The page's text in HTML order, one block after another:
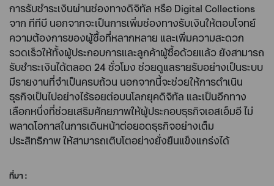
การรับชำระเงินผ่านช่องทางดิจิทัล หรือ Digital Collections
จาก ทีทีบี นอกจากจะเป็นการเพิ่มช่องทางรับเงินให้ตอบโจทย์
ความต้องการของผู้ซื้อที่หลากหลาย และเพิ่มความสะดวก
รวดเร็วให้ทั้งผู้ประกอบการและลูกค้าผู้ซื้อด้วยแล้ว ยังสามารถ
รับชำระเงินได้ตลอด 24 ชั่วโมง ช่วยดูแลรายรับอย่างเป็นระบบ
มีรายงานที่จำเป็นครบถ้วน นอกจากนี้จะช่วยให้การดำเนิน
ธุรกิจเป็นไปอย่างไร้รอยต่อบนโลกยุคดิจิทัล และเป็นอีกทาง
เลือกหนึ่งที่ช่วยเสริมศักยภาพให้ผู้ประกอบธุรกิจเอสเอ็มอี ไม่
พลาดโอกาสในการเดินหน้าต่อยอดธุรกิจอย่างเต็ม
ประสิทธิภาพ ให้สามารถเติบโตอย่างยั่งยืนแข็งแกร่งได้
ที่มา :